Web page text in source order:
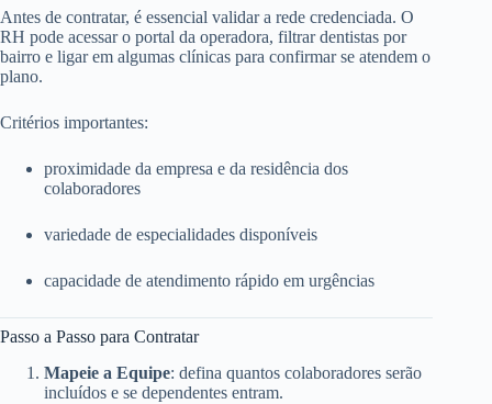
Antes de contratar, é essencial validar a rede credenciada. O
RH pode acessar o portal da operadora, filtrar dentistas por
bairro e ligar em algumas clínicas para confirmar se atendem o
plano.
Critérios importantes:
proximidade da empresa e da residência dos
colaboradores
variedade de especialidades disponíveis
capacidade de atendimento rápido em urgências
Passo a Passo para Contratar
Mapeie a Equipe: defina quantos colaboradores serão
incluídos e se dependentes entram.